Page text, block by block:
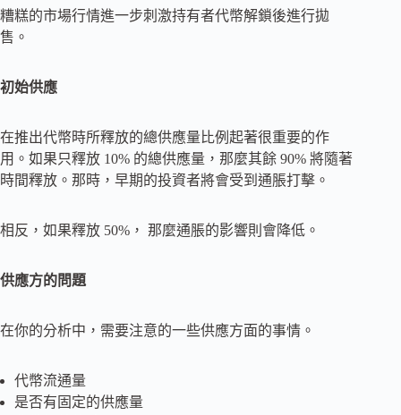
糟糕的市場行情進一步刺激持有者代幣解鎖後進行拋
售。
初始供應
在推出代幣時所釋放的總供應量比例起著很重要的作
用。如果只釋放 10% 的總供應量，那麼其餘 90% 將隨著
時間釋放。那時，早期的投資者將會受到通脹打擊。
相反，如果釋放 50%， 那麼通脹的影響則會降低。
供應方的問題
在你的分析中，需要注意的一些供應方面的事情。
代幣流通量
是否有固定的供應量